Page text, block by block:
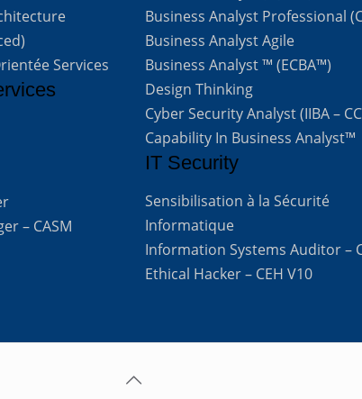
Services
– CASM
Business Analyst Professional
Business Analyst Agile
Business Analyst ™ (ECBA™)
Design Thinking
Cyber Security Analyst (IIBA –
Capability In Business Analyst™
IT Security
Sensibilisation à la Sécurité
Informatique
Information Systems Auditor –
Ethical Hacker – CEH V10